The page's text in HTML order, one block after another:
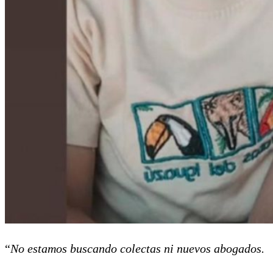
“No estamos buscando colectas ni nuevos abogados.